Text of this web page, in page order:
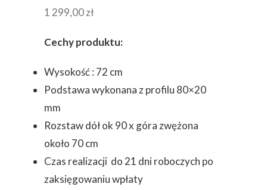
1 299,00zł
Cechy produktu:
Wysokość : 72 cm
Podstawa wykonana z profilu 80×20
mm
Rozstaw dół ok 90 x góra zwężona
około 70 cm
Czas realizacji do 21 dni roboczych po
zaksięgowaniu wpłaty